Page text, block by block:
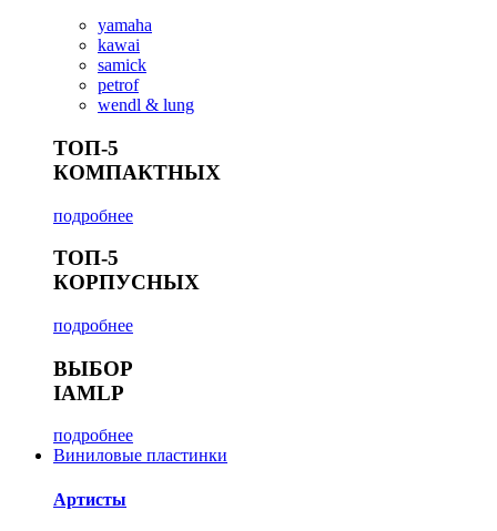
yamaha
kawai
samick
petrof
wendl & lung
ТОП-5
КОМПАКТНЫХ
подробнее
ТОП-5
КОРПУСНЫХ
подробнее
ВЫБОР
IAMLP
подробнее
Виниловые пластинки
Артисты